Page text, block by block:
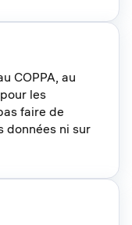
COPPA, au
les
faire de
données ni sur